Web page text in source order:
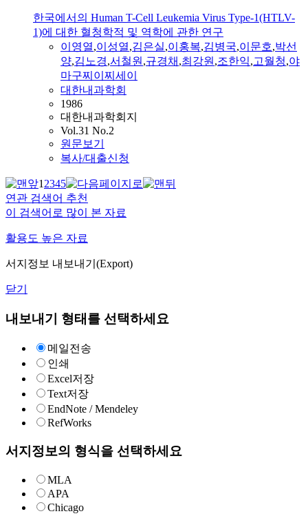
한국에서의 Human T-Cell Leukemia Virus Type-1(HTLV-
1)에 대한 혈청학적 및 역학에 관한 연구
이영열,이성열,김은실,이홍복,김병국,이문호,박선
양,김노경,서철원,규경채 ,최강원,조한익,고월청,야
마구찌이찌세이
대한내과학회
1986
대한내과학회지
Vol.31 No.2
원문보기
복사/대출신청
12345
연관 검색어 추천
이 검색어로 많이 본 자료
활용도 높은 자료
서지정보 내보내기(Export)
닫기
내보내기 형태를 선택하세요
메일전송
인쇄
Excel저장
Text저장
EndNote / Mendeley
RefWorks
서지정보의 형식을 선택하세요
MLA
APA
Chicago